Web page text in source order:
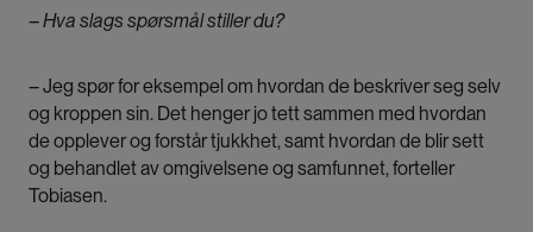
– Hva slags spørsmål stiller du?
– Jeg spør for eksempel om hvordan de beskriver seg selv
og kroppen sin. Det henger jo tett sammen med hvordan
de opplever og forstår tjukkhet, samt hvordan de blir sett
og behandlet av omgivelsene og samfunnet, forteller
Tobiasen.